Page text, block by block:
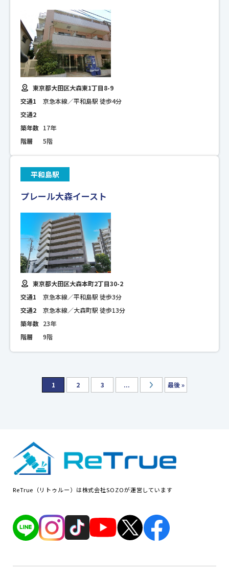
東京都大田区大森東1丁目8-9
交通1
京急本線／平和島駅 徒歩4分
交通2
築年数 17年
階層
5階
平和島駅
プレール大森イースト
東京都大田区大森本町2丁目30-2
交通1
京急本線／平和島駅 徒歩3分
交通2
京急本線／大森町駅 徒歩13分
築年数 23年
階層
9階
1 2 3 ... 最後 »
ReTrue（リトゥルー）は株式会社SOZOが運営しています